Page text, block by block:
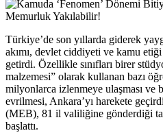
Türkiye’de son yıllarda giderek
akımı, devlet ciddiyeti ve kamu etiği
getirdi. Özellikle sınıfları birer
malzemesi” olarak kullanan bazı
milyonlarca izlenmeye ulaşması ve
evrilmesi, Ankara’yı harekete
(MEB), 81 il valiliğine gönderdiği
başlattı.